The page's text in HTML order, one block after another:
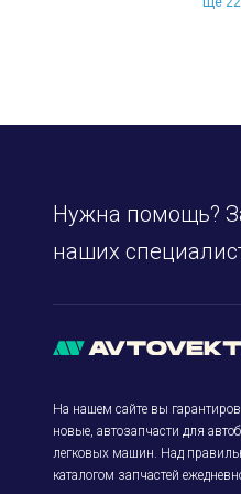
Нужна помощь?
наших
На нашем сайте вы
новые, автозапчасти для
легковых машин. Над
каталогом запчастей